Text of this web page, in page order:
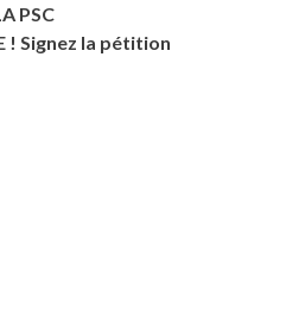
PSC
! Signez la pétition